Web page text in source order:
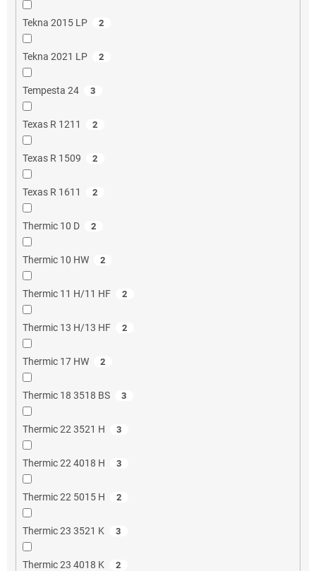
Tekna 2015 LP 2
Tekna 2021 LP 2
Tempesta 24 3
Texas R 1211 2
Texas R 1509 2
Texas R 1611 2
Thermic 10 D 2
Thermic 10 HW 2
Thermic 11 H/11 HF 2
Thermic 13 H/13 HF 2
Thermic 17 HW 2
Thermic 18 3518 BS 3
Thermic 22 3521 H 3
Thermic 22 4018 H 3
Thermic 22 5015 H 2
Thermic 23 3521 K 3
Thermic 23 4018 K 2